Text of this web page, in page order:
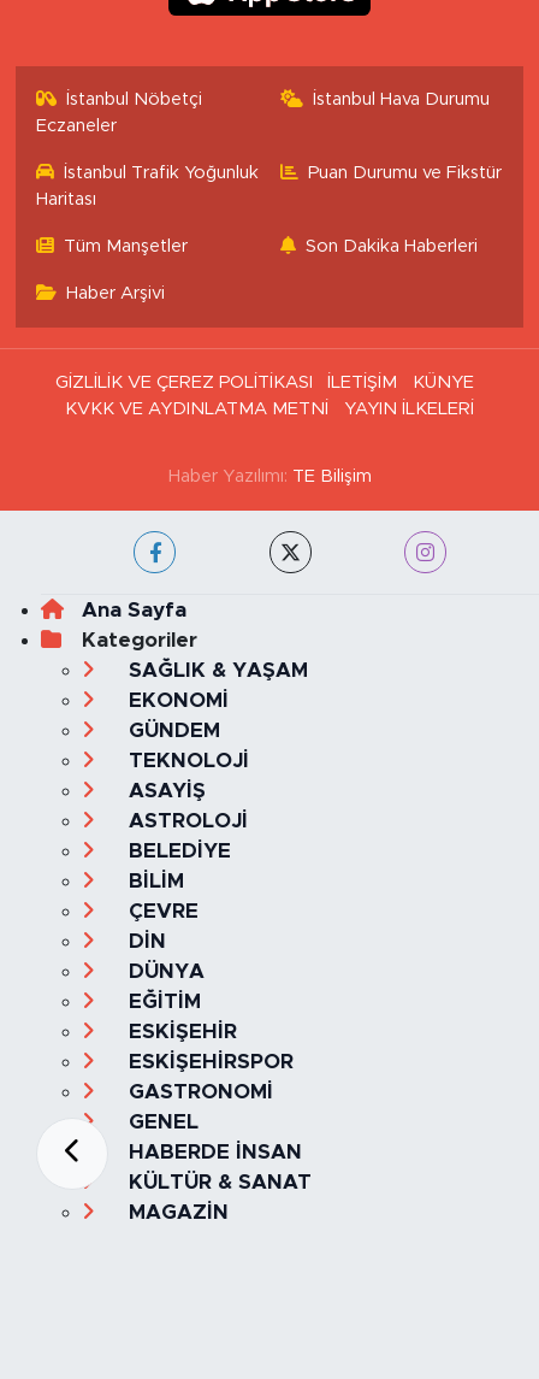
İstanbul Nöbetçi
Eczaneler
İstanbul Hava Durumu
İstanbul Trafik Yoğunluk
Haritası
Puan Durumu ve Fikstür
Tüm Manşetler Son Dakika Haberleri
Haber Arşivi
GİZLİLİK VE ÇEREZ POLİTİKASI İLETİŞİM
KÜNYE
KVKK VE AYDINLATMA METNİ
YAYIN İLKELERİ
Haber Yazılımı: TE Bilişim
Ana Sayfa
Kategoriler
SAĞLIK & YAŞAM
EKONOMİ
GÜNDEM
TEKNOLOJİ
ASAYİŞ
ASTROLOJİ
BELEDİYE
BİLİM
ÇEVRE
DİN
DÜNYA
EĞİTİM
ESKİŞEHİR
ESKİŞEHİRSPOR
GASTRONOMİ
GENEL
HABERDE İNSAN
KÜLTÜR & SANAT
MAGAZİN